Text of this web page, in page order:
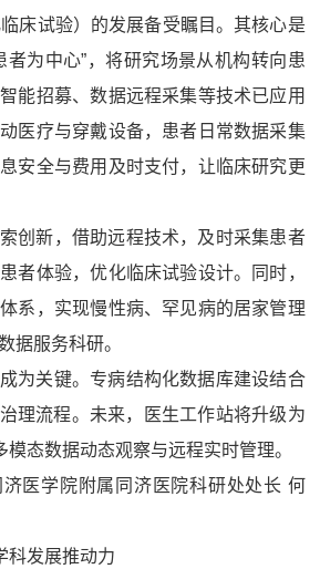
床试验）的发展备受瞩目。其核心是
者为中心”，将研究场景从机构转向患
能招募、数据远程采集等技术已应用
医疗与穿戴设备，患者日常数据采集
安全与费用及时支付，让临床研究更
创新，借助远程技术，及时采集患者
者体验，优化临床试验设计。同时，
系，实现慢性病、罕见病的居家管理
据服务科研。
为关键。专病结构化数据库建设结合
理流程。未来，医生工作站将升级为
模态数据动态观察与远程实时管理。
医学院附属同济医院科研处处长 何
科发展推动力